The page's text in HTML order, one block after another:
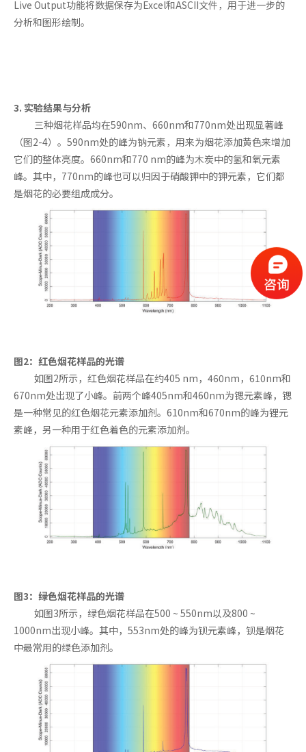
Live Output功能将数据保存为Excel和ASCII文件，用于进一步的
分析和图形绘制。
3. 实验结果与分析
三种烟花样品均在590nm、660nm和770nm处出现显著峰
（图2-4）。590nm处的峰为钠元素，用来为烟花添加黄色来增加
它们的整体亮度。660nm和770 nm的峰为木炭中的氢和氧元素
峰。其中，770nm的峰也可以归因于硝酸钾中的钾元素，它们都
是烟花的必要组成成分。
图2：红色烟花样品的光谱
如图2所示，红色烟花样品在约405 nm，460nm，610nm和
670nm处出现了小峰。前两个峰405nm和460nm为锶元素峰，锶
是一种常见的红色烟花元素添加剂。610nm和670nm的峰为锂元
素峰，另一种用于红色着色的元素添加剂。
图3：绿色烟花样品的光谱
如图3所示，绿色烟花样品在500 ~ 550nm以及800 ~
1000nm出现小峰。其中，553nm处的峰为钡元素峰，钡是烟花
中最常用的绿色添加剂。